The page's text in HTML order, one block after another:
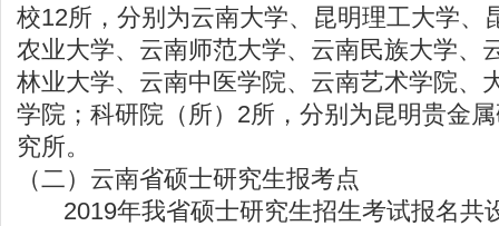
校12所，分别为云南大学、昆明理工大学、
农业大学、云南师范大学、云南民族大学、
林业大学、云南中医学院、云南艺术学院、
学院；科研院（所）2所，分别为昆明贵金
究所。
（二）云南省硕士研究生报考点
2019年我省硕士研究生招生考试报名共